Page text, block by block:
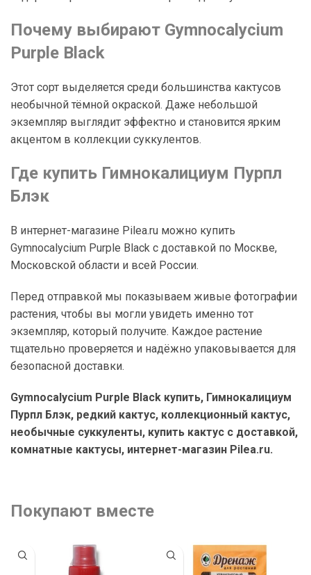
Почему выбирают Gymnocalycium
Purple Black
Этот сорт выделяется среди большинства кактусов
необычной тёмной окраской. Даже небольшой
экземпляр выглядит эффектно и становится ярким
акцентом в коллекции суккулентов.
Где купить Гимнокалициум Пурпл
Блэк
В интернет-магазине Pilea.ru можно купить
Gymnocalycium Purple Black с доставкой по Москве,
Московской области и всей России.
Перед отправкой мы показываем живые фотографии
растения, чтобы вы могли увидеть именно тот
экземпляр, который получите. Каждое растение
тщательно проверяется и надёжно упаковывается для
безопасной доставки.
Gymnocalycium Purple Black купить, Гимнокалициум
Пурпл Блэк, редкий кактус, коллекционный кактус,
необычные суккуленты, купить кактус с доставкой,
комнатные кактусы, интернет-магазин Pilea.ru.
Покупают вместе